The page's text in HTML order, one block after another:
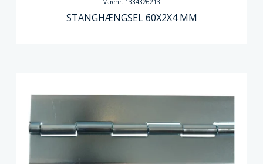
Varenr. 1334326213
STANGHÆNGSEL 60X2X4 MM